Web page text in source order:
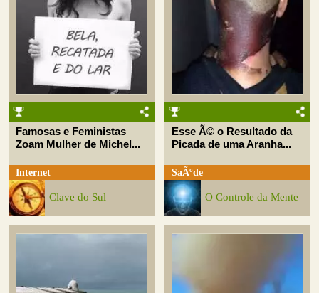
Famosas e Feministas
Zoam Mulher de Michel...
Internet
Clave do Sul
Esse Ã© o Resultado da
Picada de uma Aranha...
SaÃºde
O Controle da Mente